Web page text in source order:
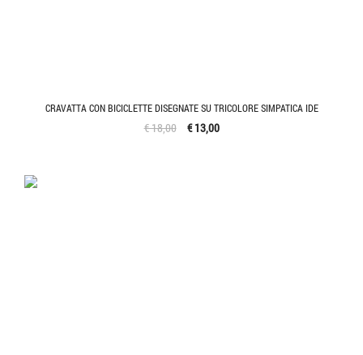
CRAVATTA CON BICICLETTE DISEGNATE SU TRICOLORE SIMPATICA IDE
€ 18,00 € 13,00